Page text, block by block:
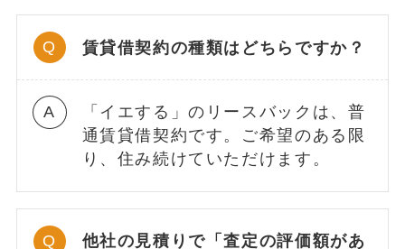
賃貸借契約の種類はどちらですか？
「イエする」のリースバックは、普
通賃貸借契約です。ご希望のある限
り、住み続けていただけます。
他社の見積りで「査定の評価額があ